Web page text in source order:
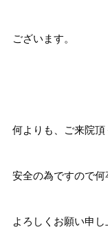
ございます。
何よりも、ご来院頂
安全の為ですので何
よろしくお願い申し